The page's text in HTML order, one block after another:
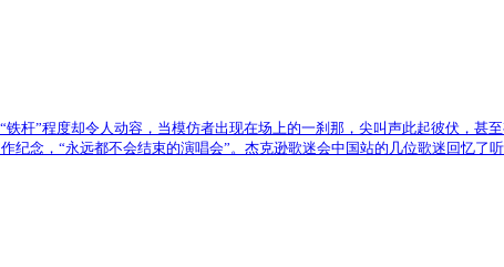
杆”程度却令人动容，当模仿者出现在场上的一刹那，尖叫声此起彼伏，甚
念，“永远都不会结束的演唱会”。杰克逊歌迷会中国站的几位歌迷回忆了